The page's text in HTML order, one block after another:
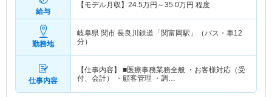
給与
【モデル月収】 24.5万円～35.0万円 程度
勤務地
岐阜県 関市 長良川鉄道「関富岡駅」（バス・車12
分）
仕事内容
【仕事内容】 ■医療事務業務全般 ・お客様対応（受
付、会計） ・顧客管理 ・調…